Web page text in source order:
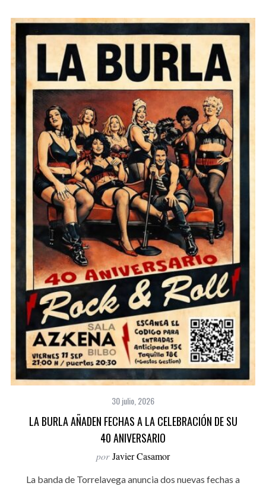
30 julio, 2026
LA BURLA AÑADEN FECHAS A LA CELEBRACIÓN DE SU
40 ANIVERSARIO
por Javier Casamor
La banda de Torrelavega anuncia dos nuevas fechas a